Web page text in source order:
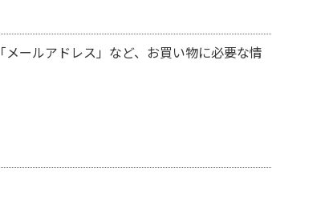
ールアドレス」など、お買い物に必要な情